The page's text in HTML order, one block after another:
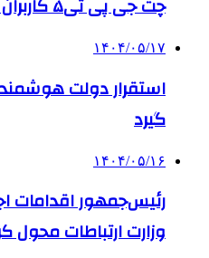
چت جی پی تی۵ کاربران را جذب نکرد
۱۴۰۴/۰۵/۱۷
استقرار دولت
گیرد
۱۴۰۴/۰۵/۱۶
رئیس‌جمهور اقدامات
وزارت ارتباطات محول